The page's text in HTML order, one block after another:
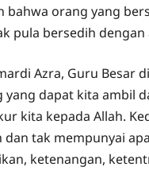
orang yang
pula bersedih
Azra, Guru Besar
dapat kita ambil
kita kepada Allah.
tak mempunyai
ketenangan,